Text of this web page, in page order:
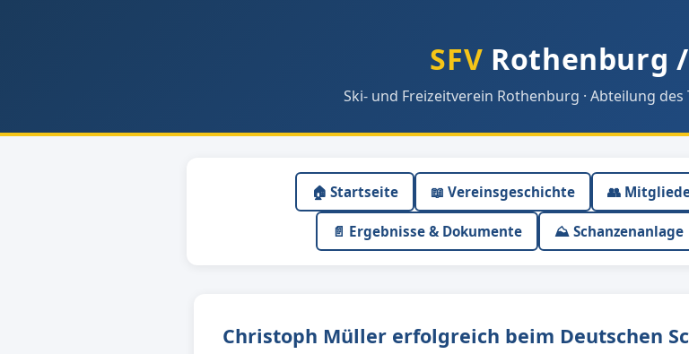
SFV Rothenburg
Ski- und Freizeitverein Rothenburg · Abteilung des
🏠 Startseite 📖 Vereinsgeschichte 👥
📄 Ergebnisse & Dokumente ⛰ Schanzenanlage
Christoph Müller erfolgreich beim Deutschen